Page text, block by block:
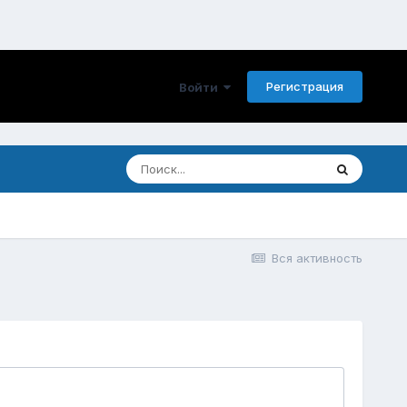
Войти Регистрация
Вся активность